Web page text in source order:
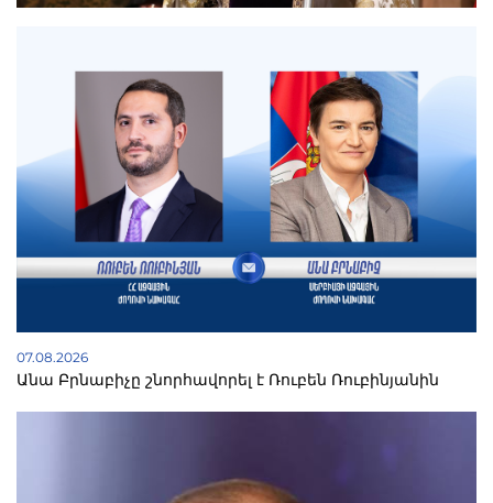
07.08.2026
Անա Բրնաբիչը շնորհավորել է Ռուբեն Ռուբինյանին